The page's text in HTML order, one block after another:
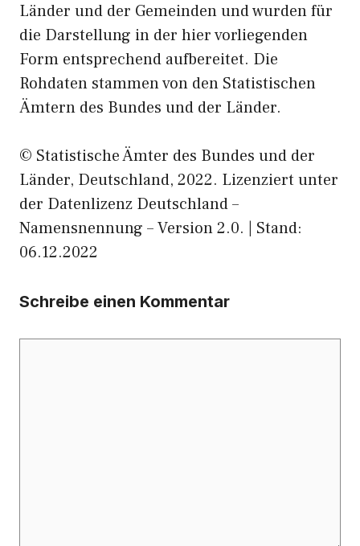
Länder und der Gemeinden und wurden für
die Darstellung in der hier vorliegenden
Form entsprechend aufbereitet. Die
Rohdaten stammen von den Statistischen
Ämtern des Bundes und der Länder.
© Statistische Ämter des Bundes und der
Länder, Deutschland, 2022. Lizenziert unter
der Datenlizenz Deutschland –
Namensnennung – Version 2.0. | Stand:
06.12.2022
Schreibe einen Kommentar